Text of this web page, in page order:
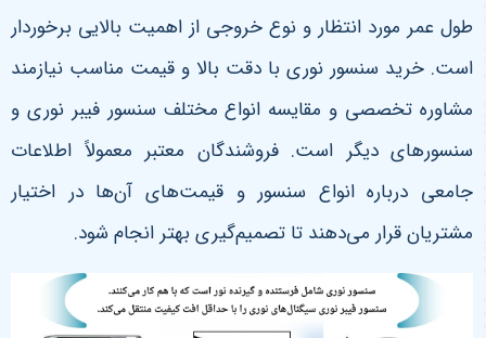
طول عمر مورد انتظار و نوع خروجی از اهمیت بالایی برخوردار
است. خرید سنسور نوری با دقت بالا و قیمت مناسب نیازمند
مشاوره تخصصی و مقایسه انواع مختلف سنسور فیبر نوری و
سنسورهای دیگر است. فروشندگان معتبر معمولاً اطلاعات
جامعی درباره انواع سنسور و قیمت‌های آن‌ها در اختیار
مشتریان قرار می‌دهند تا تصمیم‌گیری بهتر انجام شود.